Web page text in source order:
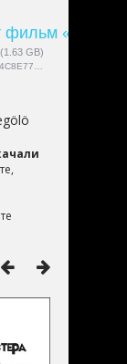
фильм
(1.63 GB)